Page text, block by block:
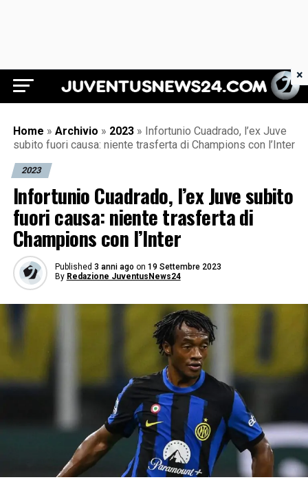
Juventus News 24
Home » Archivio » 2023 » Infortunio Cuadrado, l’ex Juve
subito fuori causa: niente trasferta di Champions con l’Inter
2023
Infortunio Cuadrado, l’ex Juve subito
fuori causa: niente trasferta di
Champions con l’Inter
Published 3 anni ago on 19 Settembre 2023
By Redazione JuventusNews24
×